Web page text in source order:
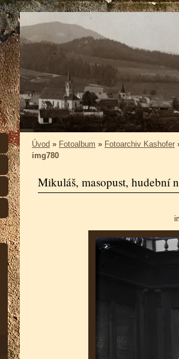
Úvod » Fotoalbum » Fotoarchiv Kashofer
img780
Mikuláš, masopust, hudební